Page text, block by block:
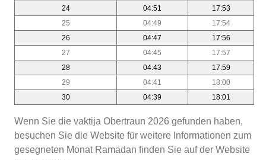
24
04:51
17:53
25
04:49
17:54
26
04:47
17:56
27
04:45
17:57
28
04:43
17:59
29
04:41
18:00
30
04:39 18:01
Wenn Sie die vaktija Obertraun 2026 gefunden haben,
besuchen Sie die Website für weitere Informationen zum
gesegneten Monat Ramadan finden Sie auf der Website